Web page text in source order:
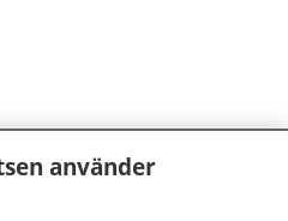
använder